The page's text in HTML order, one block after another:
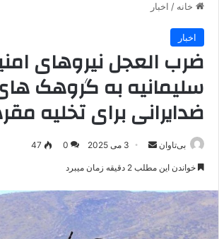
خانه / اخبار
اخبار
ضرب العجل نیروهای
سلیمانیه به گروهک
ضدایرانی برای تخلیه
بی‌تاوان
ر
ا
ل
ا
3 می 2025 0
47
خواندن این مطلب 2 دقیقه زمان میبرد